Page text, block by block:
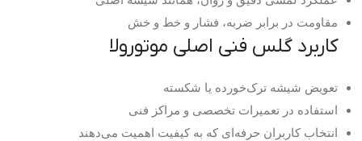
مقاومت در برابر ضربه، فشار و خط و خش
کاربرد گلس فنی اصلی موتورولا
تعویض شیشه ترک‌خورده یا شکسته
استفاده در تعمیرات تخصصی و مراکز فنی
انتخاب کاربران حرفه‌ای که به کیفیت اهمیت می‌دهند